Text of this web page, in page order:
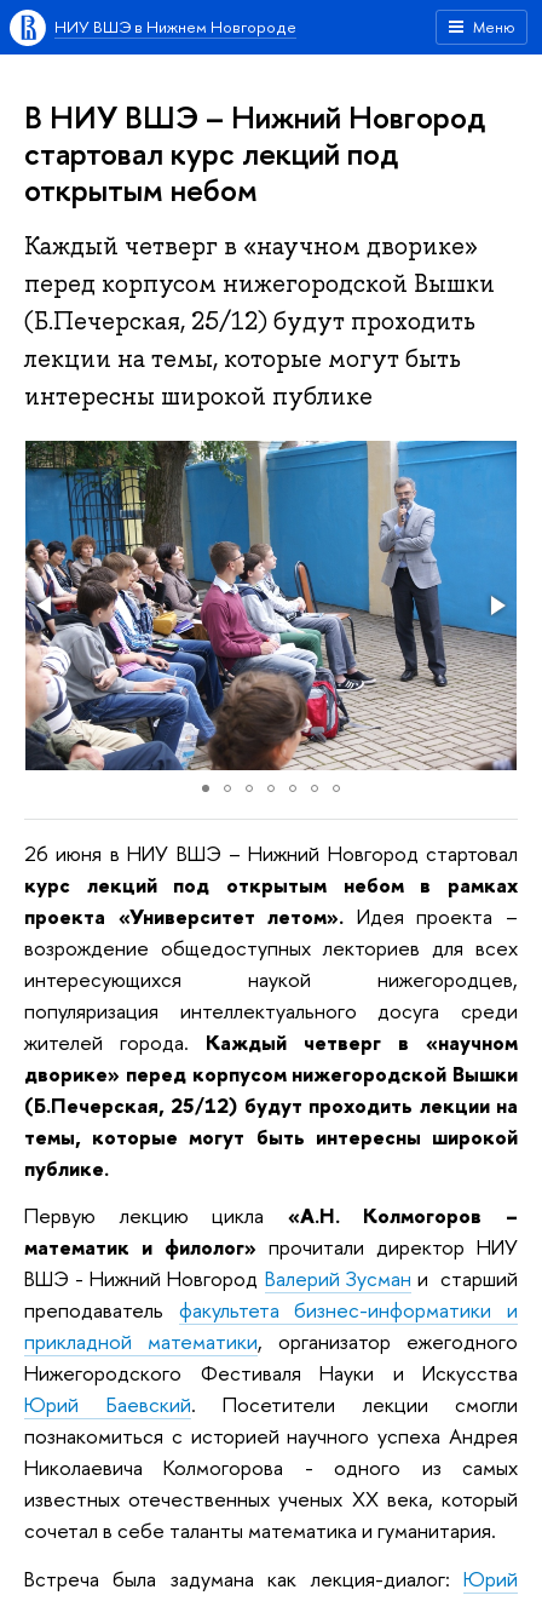
Меню
НИУ ВШЭ в Нижнем Новгороде
В НИУ ВШЭ – Нижний Новгород
стартовал курс лекций под
открытым небом
Каждый четверг в «научном дворике»
перед корпусом нижегородской Вышки
(Б.Печерская, 25/12) будут проходить
лекции на темы, которые могут быть
интересны широкой публике
26 июня в НИУ ВШЭ – Нижний Новгород стартовал
курс лекций под открытым небом в рамках
проекта «Университет летом». Идея проекта –
возрождение общедоступных лекториев для всех
интересующихся наукой нижегородцев,
популяризация интеллектуального досуга среди
жителей города. Каждый четверг в «научном
дворике» перед корпусом нижегородской Вышки
(Б.Печерская, 25/12) будут проходить лекции на
темы, которые могут быть интересны широкой
публике.
Первую лекцию цикла «А.Н. Колмогоров –
математик и филолог» прочитали директор НИУ
ВШЭ - Нижний Новгород Валерий Зусман и старший
преподаватель факультета бизнес-информатики и
прикладной математики, организатор ежегодного
Нижегородского Фестиваля Науки и Искусства
Юрий Баевский. Посетители лекции смогли
познакомиться с историей научного успеха Андрея
Николаевича Колмогорова - одного из самых
известных отечественных ученых XX века, который
сочетал в себе таланты математика и гуманитария.
Встреча была задумана как лекция-диалог: Юрий